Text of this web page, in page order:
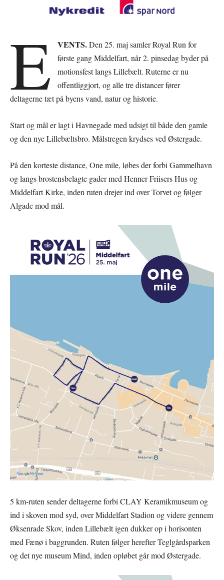
E VENTS.Den 25. maj samler Royal Run for
første gang Middelfart, når 2. pinsedag byder på
motionsfest langs Lillebælt. Ruterne er nu
offentliggjort, og alle tre distancer fører
deltagerne tæt på byens vand, natur og historie.
Start og mål er lagt i Havnegade med udsigt til både den gamle
og den nye Lillebæltsbro. Målstregen krydses ved Østergade.
På den korteste distance, One mile, løbes der forbi Gammelhavn
og langs brostensbelagte gader med Henner Friisers Hus og
Middelfart Kirke, inden ruten drejer ind over Torvet og følger
Algade mod mål.
5 km-ruten sender deltagerne forbi CLAY Keramikmuseum og
ind i skoven mod syd, over Middelfart Stadion og videre gennem
Øksenrade Skov, inden Lillebælt igen dukker op i horisonten
med Fænø i baggrunden. Ruten følger herefter Teglgårdsparken
og det nye museum Mind, inden opløbet går mod Østergade.